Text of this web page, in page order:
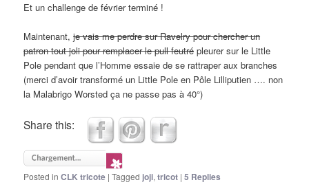
Et un challenge de février terminé !
Maintenant,je vais me perdre sur Ravelry pour chercher un
patron tout joli pour remplacer le pull feutré pleurer sur le Little
Pole pendant que l’Homme essaie de se rattraper aux branches
(merci d’avoir transformé un Little Pole en Pôle Lilliputien …. non
la Malabrigo Worsted ça ne passe pas à 40°)
Share this:
Posted in CLK tricote |Tagged joji,tricot |5 Replies